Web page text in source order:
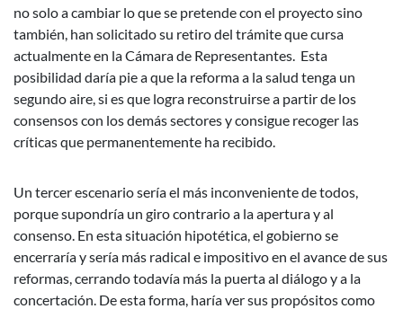
no solo a cambiar lo que se pretende con el proyecto sino
también, han solicitado su retiro del trámite que cursa
actualmente en la Cámara de Representantes. Esta
posibilidad daría pie a que la reforma a la salud tenga un
segundo aire, si es que logra reconstruirse a partir de los
consensos con los demás sectores y consigue recoger las
críticas que permanentemente ha recibido.
Un tercer escenario sería el más inconveniente de todos,
porque supondría un giro contrario a la apertura y al
consenso. En esta situación hipotética, el gobierno se
encerraría y sería más radical e impositivo en el avance de sus
reformas, cerrando todavía más la puerta al diálogo y a la
concertación. De esta forma, haría ver sus propósitos como